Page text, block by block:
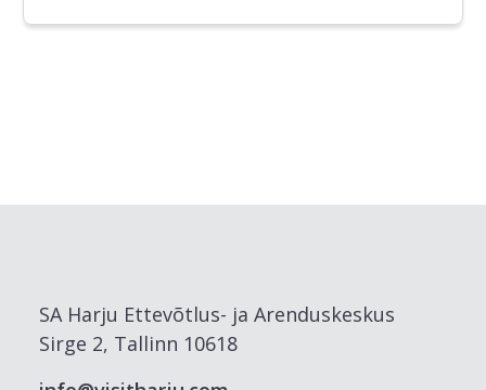
SA Harju Ettevõtlus- ja Arenduskeskus
Sirge 2, Tallinn 10618